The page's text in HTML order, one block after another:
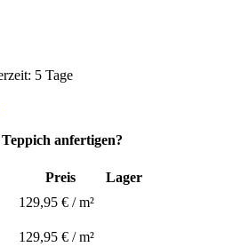
5 Tage
anfertigen?
Preis
Lager
129,95 € / m²
129,95 € / m²